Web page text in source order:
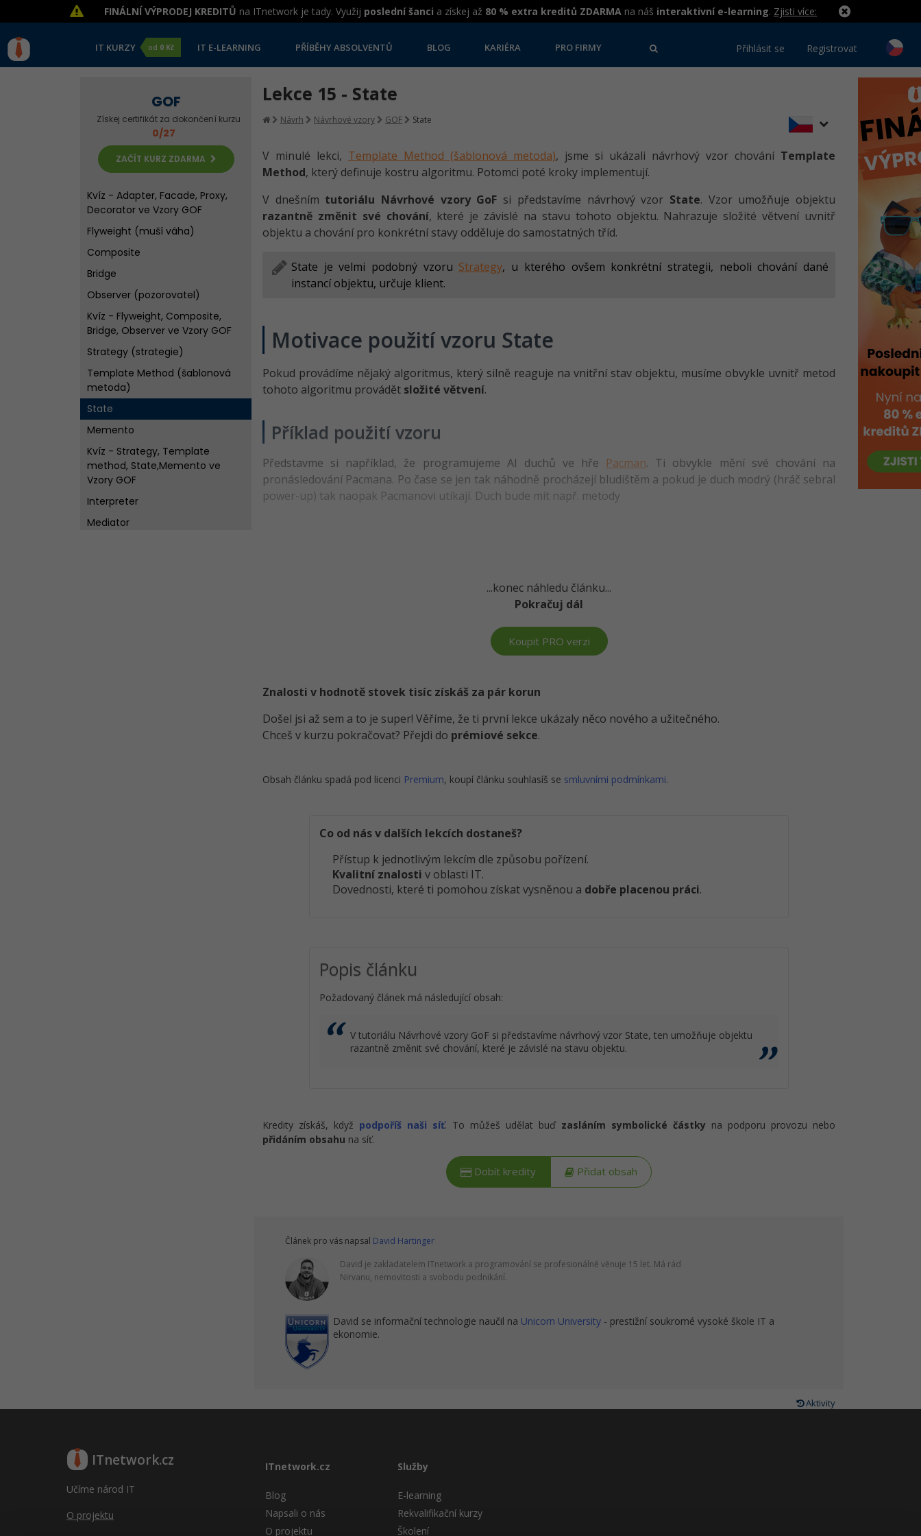
FINÁLNÍ VÝPRODEJ KREDITŮ na ITnetwork je tady. Využij poslední šanci a získej až 80 % extra kreditů ZDARMA na náš interaktivní e-learning. Zjisti více:
IT KURZY od 0 Kč IT E-LEARNING PŘÍBĚHY ABSOLVENTŮ BLOG KARIÉRA PRO FIRMY Přihlásit se Registrovat
GOF
Získej certifikát za dokončení kurzu
0/27
ZAČÍT KURZ ZDARMA
Singleton (jedináček)
Builder
Adapter (wrapper)
Facade (fasáda)
Proxy (zástupce)
Decorator (dekorátor)
Kvíz - Adapter, Facade, Proxy,
Decorator ve Vzory GOF
Flyweight (muší váha)
Composite
Bridge
Observer (pozorovatel)
Kvíz - Flyweight, Composite,
Bridge, Observer ve Vzory GOF
Strategy (strategie)
Template Method (šablonová
metoda)
State
Memento
Kvíz - Strategy, Template
method, State,Memento ve
Vzory GOF
Interpreter
Mediator
Lekce 15 - State
Návrh Návrhové vzory GOF State
V minulé lekci, Template Method (šablonová metoda), jsme si ukázali návrhový vzor chování Template
Method, který definuje kostru algoritmu. Potomci poté kroky implementují.
V dnešním tutoriálu Návrhové vzory GoF si představíme návrhový vzor State. Vzor umožňuje objektu
razantně změnit své chování, které je závislé na stavu tohoto objektu. Nahrazuje složité větvení uvnitř
objektu a chování pro konkrétní stavy odděluje do samostatných tříd.
State je velmi podobný vzoru Strategy, u kterého ovšem konkrétní strategii, neboli chování dané
instancí objektu, určuje klient.
Motivace použití vzoru State
Pokud provádíme nějaký algoritmus, který silně reaguje na vnitřní stav objektu, musíme obvykle uvnitř metod
tohoto algoritmu provádět složité větvení.
Příklad použití vzoru
Představme si například, že programujeme AI duchů ve hře Pacman. Ti obvykle mění své chování na
pronásledování Pacmana. Po čase se jen tak náhodně procházejí bludištěm a pokud je duch modrý (hráč sebral
power-up) tak naopak Pacmanovi utíkají. Duch bude mít např. metody
...konec náhledu článku...
Pokračuj dál
Koupit PRO verzi
Znalosti v hodnotě stovek tisíc získáš za pár korun
Došel jsi až sem a to je super! Věříme, že ti první lekce ukázaly něco nového a užitečného.
Chceš v kurzu pokračovat? Přejdi do prémiové sekce.
Obsah článku spadá pod licenci Premium, koupí článku souhlasíš se smluvními podmínkami.
Co od nás v dalších lekcích dostaneš?
Přístup k jednotlivým lekcím dle způsobu pořízení.
Kvalitní znalosti v oblasti IT.
Dovednosti, které ti pomohou získat vysněnou a dobře placenou práci.
Popis článku
Požadovaný článek má následující obsah:
V tutoriálu Návrhové vzory GoF si představíme návrhový vzor State, ten umožňuje objektu
razantně změnit své chování, které je závislé na stavu objektu.
Kredity získáš, když podpoříš naši síť. To můžeš udělat buď zasláním symbolické částky na podporu provozu nebo
přidáním obsahu na síť.
Dobít kredity Přidat obsah
Článek pro vás napsal David Hartinger
David je zakladatelem ITnetwork a programování se profesionálně věnuje 15 let. Má rád
Nirvanu, nemovitosti a svobodu podnikání.
David se informační technologie naučil na Unicorn University - prestižní soukromé vysoké škole IT a
ekonomie.
Aktivity
ITnetwork.cz
Učíme národ IT
O projektu
ITnetwork.cz
Blog
Napsali o nás
O projektu
Služby
E-learning
Rekvalifikační kurzy
Školení